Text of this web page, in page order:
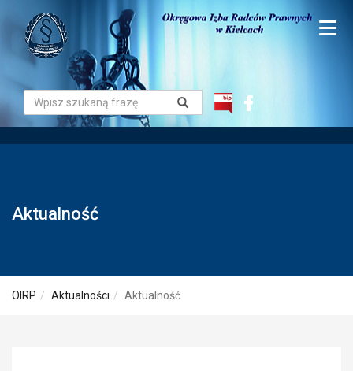
Aktualność
OIRP Aktualności Aktualność